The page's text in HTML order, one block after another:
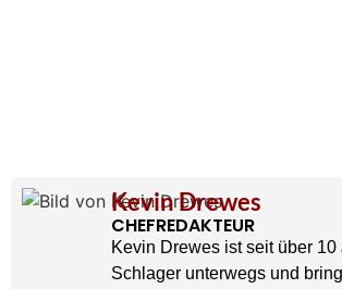
Kevin Drewes
CHEFREDAKTEUR
Kevin Drewes ist seit über 10
Schlager unterwegs und